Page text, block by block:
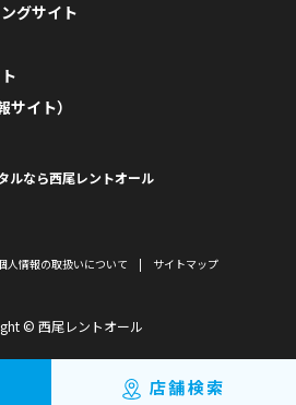
店舗検索
グサイト
イト）
ルなら西尾レントオール
人情報の取扱いについて サイトマップ
© 西尾レントオール